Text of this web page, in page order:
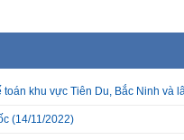
khu vực Tiên Du, Bắc Ninh và
(14/11/2022)